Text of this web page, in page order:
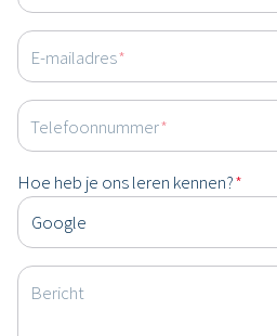
E-mailadres*
Telefoonnummer*
Hoe heb je ons leren kennen?*
Bericht